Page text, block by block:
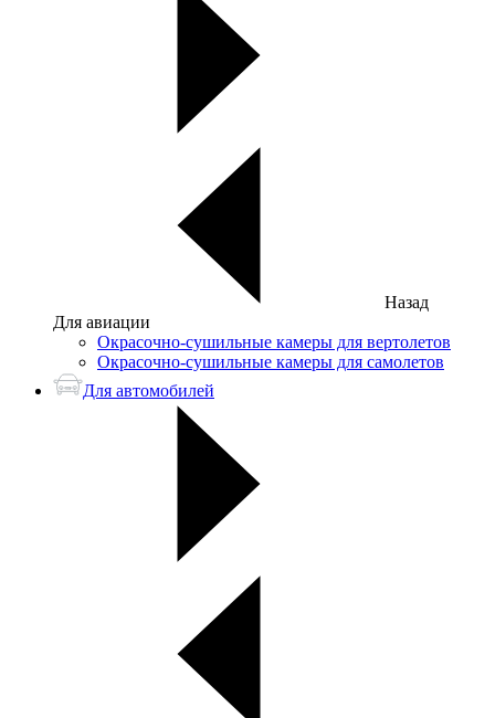
Назад
Для авиации
Окрасочно-сушильные камеры для вертолетов
Окрасочно-сушильные камеры для самолетов
Для автомобилей